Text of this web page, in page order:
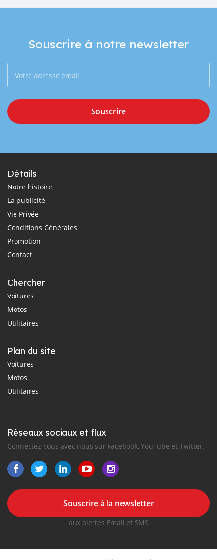
Souscrire à notre newsletter
Souscrire
Détails
Notre histoire
La publicité
Vie Privée
Conditions Générales
Promotion
Contact
Chercher
Voitures
Motos
Utilitaires
Plan du site
Voitures
Motos
Utilitaires
Réseaux sociaux et flux
Connectez-vous avec nous sur Facebook, YouTube et Twitter.
Souscrire à la newsletter
aux alertes Email et SMS